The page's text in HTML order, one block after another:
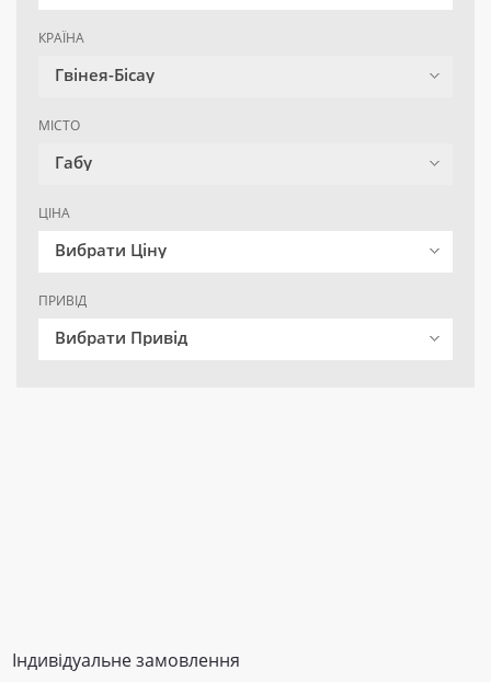
КРАЇНА
Гвінея-Бісау
МІСТО
Габу
ЦІНА
Вибрати Ціну
ПРИВІД
Вибрати Привід
Індивідуальне замовлення